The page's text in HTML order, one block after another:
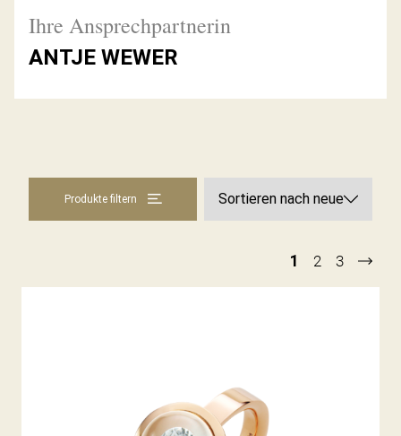
Ihre Ansprechpartnerin
ANTJE WEWER
Produkte filtern
1 2 3
DIAMANTRING GLASKLAR